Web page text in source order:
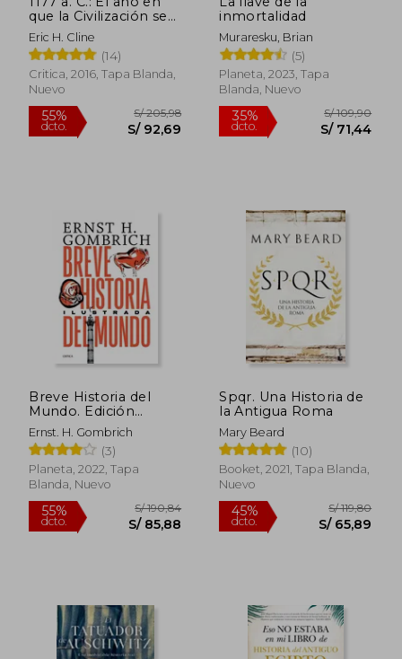
S/ 109,90
que la Civilización se
Derrumbó
Eric H. Cline
(14)
Critica, 2016, Tapa Blanda,
Nuevo
inmortalidad
Muraresku, Brian
(5)
Planeta, 2023, Tapa
Blanda, Nuevo
Breve Historia del
Mundo. Edición
Ilustrada
Ernst. H. Gombrich
(3)
Planeta, 2022, Tapa
Blanda, Nuevo
Spqr. Una Historia de
la Antigua Roma
Mary Beard
(10)
Booket, 2021, Tapa Blanda,
Nuevo